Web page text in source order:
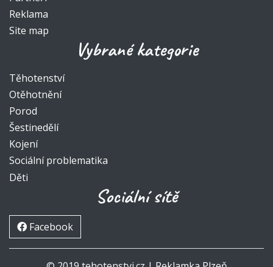
Reklama
Site map
Vybrané kategorie
Těhotenství
Otěhotnění
Porod
Šestinedělí
Kojení
Sociální problematika
Děti
Sociální sítě
Facebook